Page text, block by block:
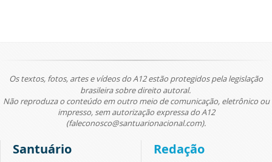
Os textos, fotos, artes e vídeos do A12 estão protegidos pela legislação
brasileira sobre direito autoral.
Não reproduza o conteúdo em outro meio de comunicação, eletrônico ou
impresso, sem autorização expressa do A12
(faleconosco@santuarionacional.com).
Santuário Redação